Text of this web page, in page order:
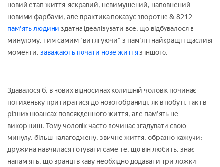
новий етап життя-яскравий, невимушений, наповнений
новими фарбами, але практика показує зворотне & 8212;
пам'ять людини здатна ідеалізувати все, що відбувалося в
минулому, тим самим "витягуючи" з пам'яті найкращі і щасливі
моменти, заважають почати нове життяз іншого.
Здавалося б, в нових відносинах колишній чоловік починає
потихеньку притиратися до нової обраниці, як в побуті, так і в
різних нюансах повсякденного життя, але пам'ять не
викоріниш. Тому чоловік часто починає згадувати свою
минулу, більш налагоджену, звичне життя, образно кажучи:
дружина навчилася готувати саме те, що він любить, знає
напам'ять, що вранці в каву необхідно додавати три ложки